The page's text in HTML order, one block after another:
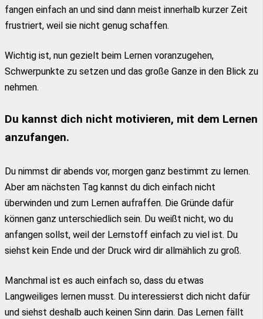
fangen einfach an und sind dann meist innerhalb kurzer Zeit
frustriert, weil sie nicht genug schaffen.
Wichtig ist, nun gezielt beim Lernen voranzugehen,
Schwerpunkte zu setzen und das große Ganze in den Blick zu
nehmen.
Du kannst dich nicht motivieren, mit dem Lernen
anzufangen.
Du nimmst dir abends vor, morgen ganz bestimmt zu lernen.
Aber am nächsten Tag kannst du dich einfach nicht
überwinden und zum Lernen aufraffen. Die Gründe dafür
können ganz unterschiedlich sein. Du weißt nicht, wo du
anfangen sollst, weil der Lernstoff einfach zu viel ist. Du
siehst kein Ende und der Druck wird dir allmählich zu groß.
Manchmal ist es auch einfach so, dass du etwas
Langweiliges lernen musst. Du interessierst dich nicht dafür
und siehst deshalb auch keinen Sinn darin. Das Lernen fällt